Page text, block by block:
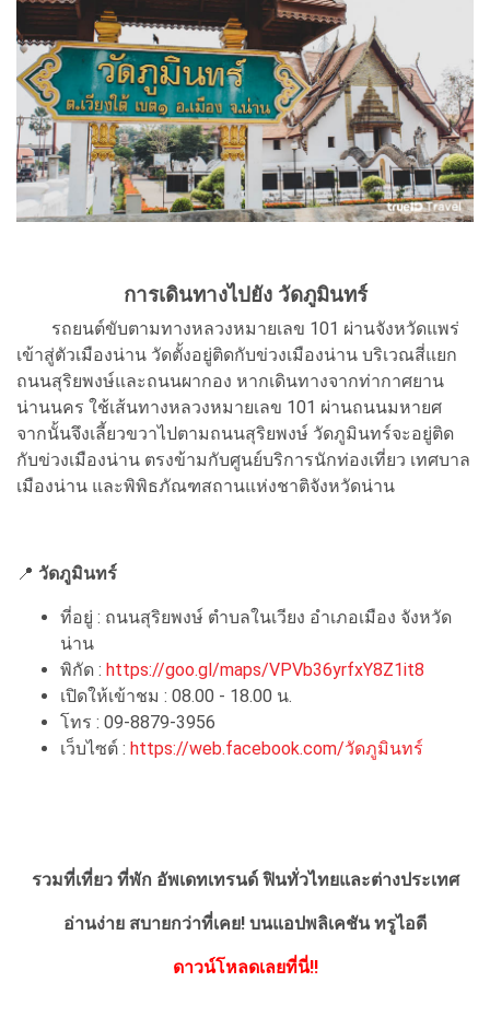
การเดินทางไปยัง วัดภูมินทร์
รถยนต์ขับตามทางหลวงหมายเลข 101 ผ่านจังหวัดแพร่
เข้าสู่ตัวเมืองน่าน วัดตั้งอยู่ติดกับข่วงเมืองน่าน บริเวณสี่แยก
ถนนสุริยพงษ์และถนนผากอง หากเดินทางจากท่ากาศยาน
น่านนคร ใช้เส้นทางหลวงหมายเลข 101 ผ่านถนนมหายศ
จากนั้นจึงเลี้ยวขวาไปตามถนนสุริยพงษ์ วัดภูมินทร์จะอยู่ติด
กับข่วงเมืองน่าน ตรงข้ามกับศูนย์บริการนักท่องเที่ยว เทศบาล
เมืองน่าน และพิพิธภัณฑสถานแห่งชาติจังหวัดน่าน
📍 วัดภูมินทร์
ที่อยู่ : ถนนสุริยพงษ์ ตำบลในเวียง อำเภอเมือง จังหวัด
น่าน
พิกัด : https://goo.gl/maps/VPVb36yrfxY8Z1it8
เปิดให้เข้าชม : 08.00 - 18.00 น.
โทร : 09-8879-3956
เว็บไซต์ : https://web.facebook.com/วัดภูมินทร์
รวมที่เที่ยว ที่พัก อัพเดทเทรนด์ ฟินทั่วไทยและต่างประเทศ
อ่านง่าย สบายกว่าที่เคย! บนแอปพลิเคชัน ทรูไอดี
ดาวน์โหลดเลยที่นี่!!